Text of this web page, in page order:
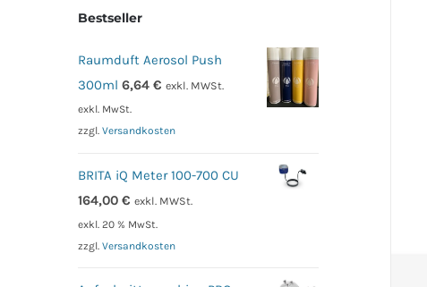
Bestseller
Raumduft Aerosol Push
300ml 6,64 € exkl. MWSt.
exkl. MwSt.
zzgl. Versandkosten
BRITA iQ Meter 100-700 CU
164,00 € exkl. MWSt.
exkl. 20 % MwSt.
zzgl. Versandkosten